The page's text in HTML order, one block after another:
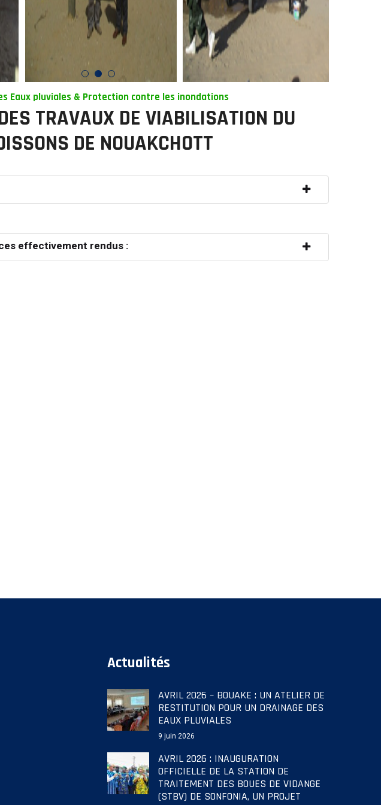
Eaux pluviales & Protection contre les inondations
TRAVAUX DE VIABILISATION DU
DE NOUAKCHOTT
effectivement rendus :
Actualités
AVRIL 2026 – BOUAKE : UN ATELIER DE
RESTITUTION POUR UN DRAINAGE DES
EAUX PLUVIALES
9 juin 2026
AVRIL 2026 : INAUGURATION
OFFICIELLE DE LA STATION DE
TRAITEMENT DES BOUES DE VIDANGE
(STBV) DE SONFONIA, UN PROJET